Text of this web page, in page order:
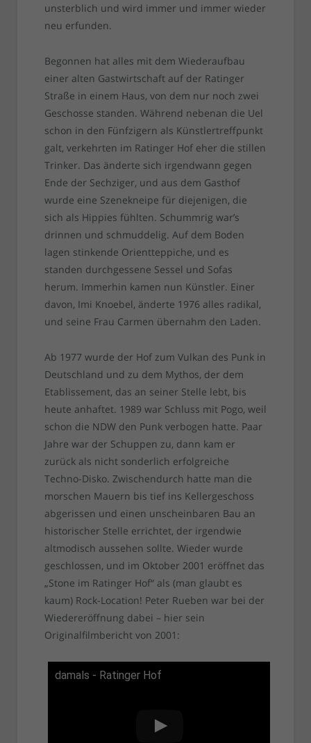
unsterblich und wird immer und immer wieder
neu erfunden.
Begonnen hat alles mit dem Wiederaufbau
einer alten Gastwirtschaft auf der Ratinger
Straße in einem Haus, von dem nur noch zwei
Geschosse standen. Während nebenan die Uel
schon in den Fünfzigern als Künstlertreffpunkt
galt, verkehrten im Ratinger Hof eher die stillen
Trinker. Das änderte sich irgendwann gegen
Ende der Sechziger, und aus dem Gasthof
wurde eine Szenekneipe für diejenigen, die
sich als Hippies fühlten. Schummrig war’s
drinnen und schmuddelig. Auf dem Boden
lagen stinkende Orientteppiche, und es
standen durchgessene Sessel und Sofas
herum. Immerhin kamen nun Künstler. Einer
davon, Imi Knoebel, änderte 1976 alles radikal,
und seine Frau Carmen übernahm den Laden.
Ab 1977 wurde der Hof zum Vulkan des Punk in
Deutschland und zu dem Mythos, der dem
Etablissement, das an seiner Stelle lebt, bis
heute anhaftet. 1989 war Schluss mit Pogo, weil
schon die NDW den Punk verbogen hatte. Paar
Jahre war der Schuppen zu, dann kam er
zurück als nicht sonderlich erfolgreiche
Techno-Disko. Zwischendurch hatte man die
morschen Mauern bis tief ins Kellergeschoss
abgerissen und einen unscheinbaren Bau an
historischer Stelle errichtet, der irgendwie
altmodisch aussehen sollte. Wieder wurde
geschlossen, und im Oktober 2001 eröffnet das
„Stone im Ratinger Hof“ als (man glaubt es
kaum) Rock-Location! Peter Rueben war bei der
Wiedereröffnung dabei – hier sein
Originalfilmbericht von 2001:
damals - Ratinger Hof